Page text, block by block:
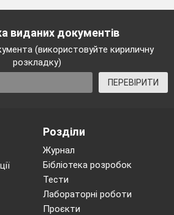
виданих документів
(використовуйте кириличну
розкладку)
ПЕРЕВІРИТИ
Розділи
Журнал
Бібліотека розробок
Тести
Лабораторні роботи
Проєкти